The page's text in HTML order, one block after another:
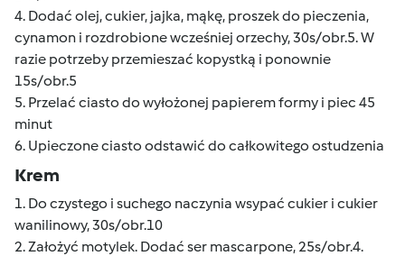
4. Dodać olej, cukier, jajka, mąkę, proszek do pieczenia,
cynamon i rozdrobione wcześniej orzechy, 30s/obr.5. W
razie potrzeby przemieszać kopystką i ponownie
15s/obr.5
5. Przelać ciasto do wyłożonej papierem formy i piec 45
minut
6. Upieczone ciasto odstawić do całkowitego ostudzenia
Krem
1. Do czystego i suchego naczynia wsypać cukier i cukier
wanilinowy, 30s/obr.10
2. Założyć motylek. Dodać ser mascarpone, 25s/obr.4.